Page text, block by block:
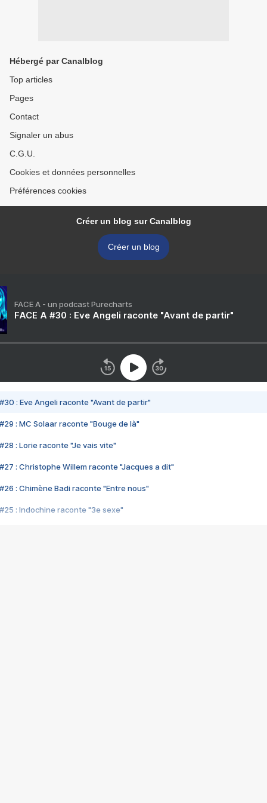
Hébergé par Canalblog
Top articles
Pages
Contact
Signaler un abus
C.G.U.
Cookies et données personnelles
Préférences cookies
Créer un blog sur Canalblog
Créer un blog
FACE A - un podcast Purecharts
FACE A #30 : Eve Angeli raconte "Avant de partir"
#30 : Eve Angeli raconte "Avant de partir"
#29 : MC Solaar raconte "Bouge de là"
#28 : Lorie raconte "Je vais vite"
#27 : Christophe Willem raconte "Jacques a dit"
#26 : Chimène Badi raconte "Entre nous"
#25 : Indochine raconte "3e sexe"